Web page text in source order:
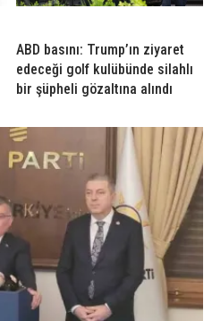
ABD basını: Trump’ın ziyaret
edeceği golf kulübünde silahlı
bir şüpheli gözaltına alındı